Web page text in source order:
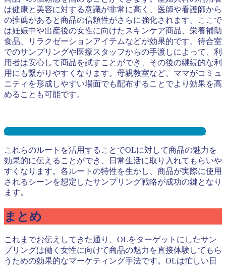
は健康と美容に対する意識が非常に高く、医師や看護師から
の推薦があると商品の信頼性がさらに強化されます。ここで
は妊娠中や出産後の女性に向けたスキンケア商品、栄養補助
食品、リラクゼーションアイテムなどが効果的です。待合室
でのサンプリングや医療スタッフからの手渡しによって、利
用者は安心して商品を試すことができ、その後の継続的な利
用にも繋がりやすくなります。母親教室など、ママがコミュ
ニティを形成しやすい場面でも配布することでより効果を高
めることも可能です。
産婦人科サンプリングとは？メリット３選と事例を紹介
これらのルートを活用することでOLに対して商品の魅力を
効果的に伝えることができ、日常生活に取り入れてもらいや
すくなります。各ルートの特性を生かし、商品が実際に使用
されるシーンを想定したサンプリング戦略が成功の鍵となり
ます。
まとめ
これまでお伝えしてきた通り、OLをターゲットにしたサン
プリングは働く女性に向けて商品の魅力を直接体験してもら
うための効果的なマーケティング手法です。OLは忙しい日